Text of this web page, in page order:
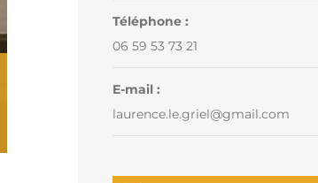
Téléphone :
06 59 53 73 21
E-mail :
laurence.le.griel@gmail.com